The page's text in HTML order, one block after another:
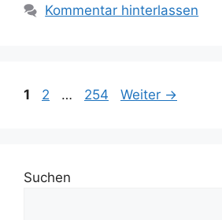
Kommentar hinterlassen
Seite
1 Seite
2 … Seite
254 Weiter →
Suchen